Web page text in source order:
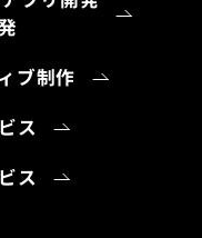
ブ制作
ス
ス